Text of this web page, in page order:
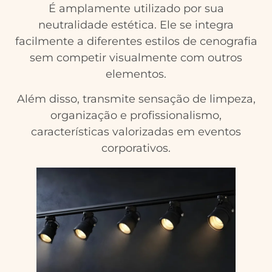
É amplamente utilizado por sua
neutralidade estética. Ele se integra
facilmente a diferentes estilos de cenografia
sem competir visualmente com outros
elementos.
Além disso, transmite sensação de limpeza,
organização e profissionalismo,
características valorizadas em eventos
corporativos.